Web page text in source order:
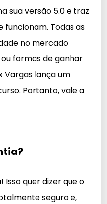
sua versão 5.0 e traz
Todas as
no mercado
formas de ganhar
Vargas lança um
Portanto, vale a
Isso quer dizer que o
seguro e,